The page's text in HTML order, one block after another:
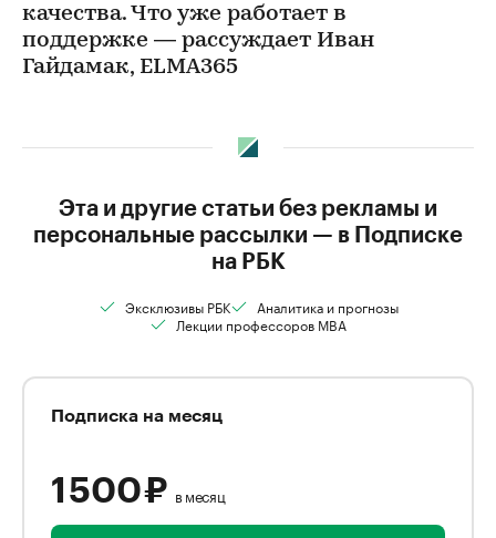
качества. Что уже работает в
поддержке — рассуждает Иван
Гайдамак, ELMA365
Эта и другие статьи без рекламы и
персональные рассылки — в Подписке
на РБК
Эксклюзивы РБК
Аналитика и прогнозы
Лекции профессоров MBA
Подписка на месяц
1 500 ₽ в месяц